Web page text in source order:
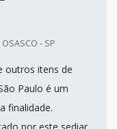
- SP
outros itens de
Paulo é um
finalidade.
por este sediar